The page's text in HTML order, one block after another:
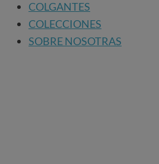
COLGANTES
COLECCIONES
SOBRE NOSOTRAS